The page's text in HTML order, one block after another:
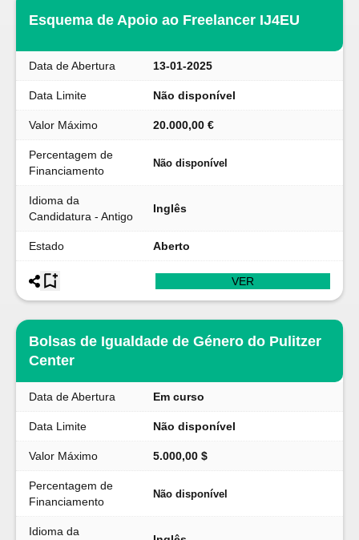
Esquema de Apoio ao Freelancer IJ4EU
Data de Abertura 13-01-2025
Data Limite Não disponível
Valor Máximo 20.000,00 €
Percentagem de
Financiamento
Não disponível
Idioma da
Candidatura - Antigo
Inglês
Estado Aberto
VER
Bolsas de Igualdade de Género do Pulitzer
Center
Data de Abertura Em curso
Data Limite Não disponível
Valor Máximo 5.000,00 $
Percentagem de
Financiamento
Não disponível
Idioma da